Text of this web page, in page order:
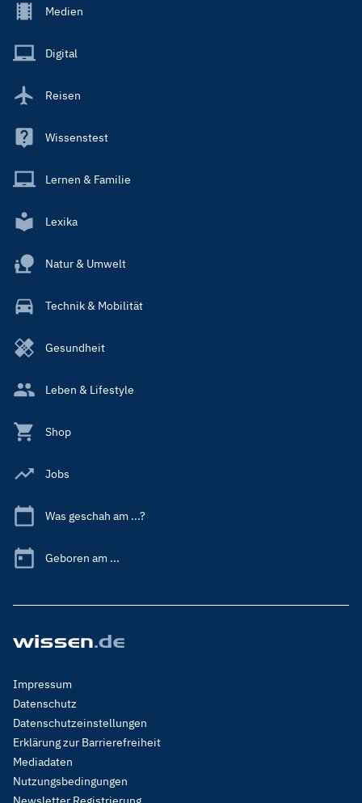
Footer
Main
Medien
Digital
Reisen
Wissenstest
Lernen & Familie
Lexika
Natur & Umwelt
Technik & Mobilität
Gesundheit
Leben & Lifestyle
Shop
Jobs
Was geschah am ...?
Geboren am ...
Footer
Menu
Legal
Impressum
Datenschutz
Datenschutzeinstellungen
Erklärung zur Barrierefreiheit
Mediadaten
Nutzungsbedingungen